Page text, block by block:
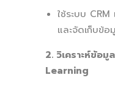
ใช้ระบบ CRM
และจัดเก็บข้
2. วิเคราะห์ข้อ
Learning